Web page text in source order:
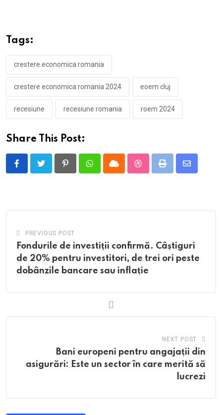
Tags:
crestere economica romania
crestere economica romania 2024 eoem cluj
recesiune recesiune romania roem 2024
Share This Post:
PinterestWhatsappCloud StumbleUpon
Print
Share
PREVIOUS POST
Fondurile de investiții confirmă. Câștiguri
de 20% pentru investitori, de trei ori peste
dobânzile bancare sau inflație
NEXT POST
Bani europeni pentru angajații din
asigurări: Este un sector în care merită să
lucrezi